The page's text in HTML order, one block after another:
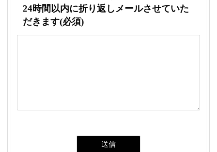
24時間以内に折り返しメールさせていた
だきます(必須)